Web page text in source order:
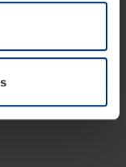
typy cookie
môžete
cookie